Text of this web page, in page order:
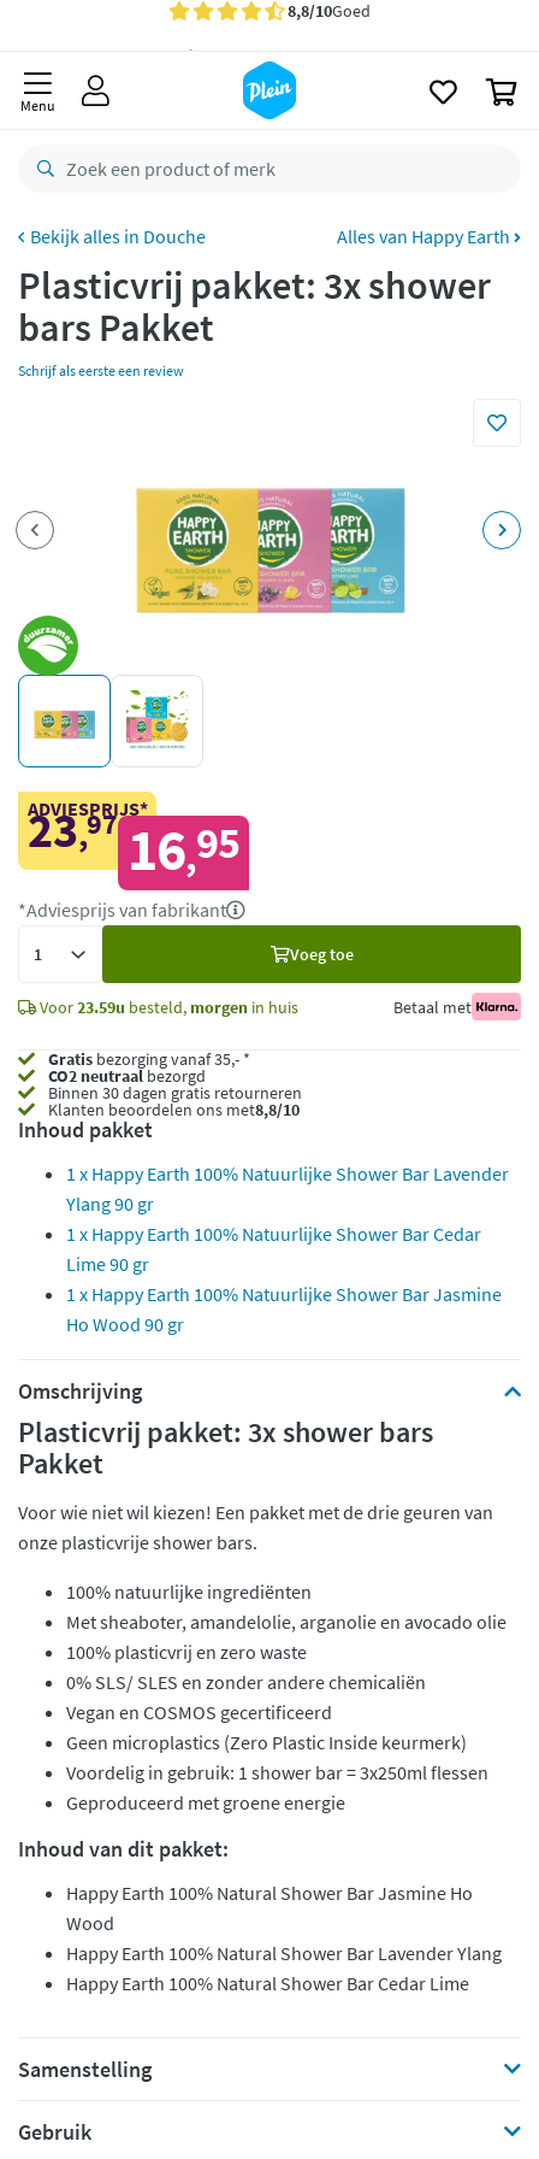
Gratisbezorging vanaf 35,- *
besteld,
retourneren
bezorgd
Betaal met Klarna
Menu
Douche Alles van Happy Earth
Plasticvrij pakket: 3x shower
bars Pakket
Schrijf als eerste een review
ADVIESPRIJS*
23,97 16,95
*Adviesprijs van fabrikant
Voeg toe
Voor23.59u besteld, morgen in huis Betaal met
Gratis bezorging vanaf 35,- *
CO2 neutraalbezorgd
Binnen 30 dagen gratis retourneren
Klanten beoordelen ons met8,8/10
Inhoud pakket
1 x Happy Earth 100% Natuurlijke Shower Bar Lavender
Ylang 90 gr
1 x Happy Earth 100% Natuurlijke Shower Bar Cedar
Lime 90 gr
1 x Happy Earth 100% Natuurlijke Shower Bar Jasmine
Ho Wood 90 gr
Omschrijving
Plasticvrij pakket: 3x shower bars
Pakket
Voor wie niet wil kiezen! Een pakket met de drie geuren van
onze plasticvrije shower bars.
100% natuurlijke ingrediënten
Met sheaboter, amandelolie, arganolie en avocado olie
100% plasticvrij en zero waste
0% SLS/ SLES en zonder andere chemicaliën
Vegan en COSMOS gecertificeerd
Geen microplastics (Zero Plastic Inside keurmerk)
Voordelig in gebruik: 1 shower bar = 3x250ml flessen
Geproduceerd met groene energie
Inhoud van dit pakket:
Happy Earth 100% Natural Shower Bar Jasmine Ho
Wood
Happy Earth 100% Natural Shower Bar Lavender Ylang
Happy Earth 100% Natural Shower Bar Cedar Lime
Samenstelling
Gebruik